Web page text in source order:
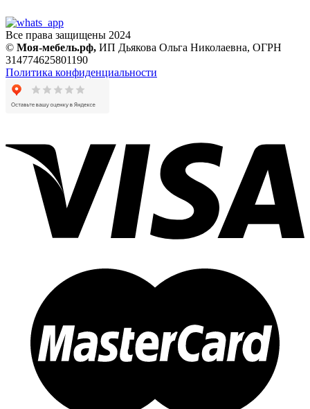
Все права защищены 2024
© Моя-мебель.рф, ИП Дьякова Ольга Николаевна, ОГРН
314774625801190
Политика конфиденциальности